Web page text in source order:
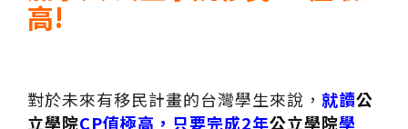
高!
對於未來有移民計畫的台灣學生來說， 就讀公
立學院CP值極高，只要完成2年公立學院學